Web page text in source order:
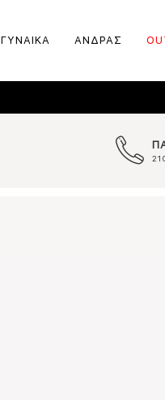
ΓΥΝΑΙΚΑ ΑΝΔΡΑΣ